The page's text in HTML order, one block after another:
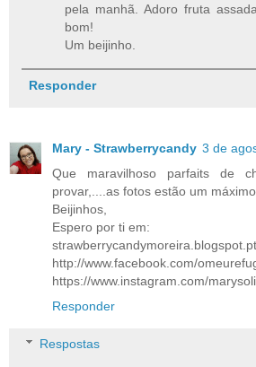
pela manhã. Adoro fruta
bom!
Um beijinho.
Responder
Mary - Strawberrycandy 3 de
Que maravilhoso parfaits de
provar,....as fotos estão um
Beijinhos,
Espero por ti em:
strawberrycandymoreira.blogspot.pt
http://www.facebook.com/
https://www.instagram.com/
Responder
Respostas